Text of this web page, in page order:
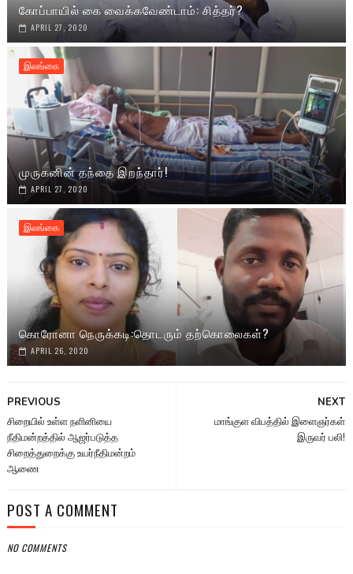
கோப்பாயில் கை வைக்கவேண்டாம்: சித்தர்?
APRIL 27, 2020
இலங்கை
முருகனின் தந்தை இறந்தார்!
APRIL 27, 2020
இலங்கை
கொரோனா நெருக்கடி:தொடரும் தற்கொலைகள்?
APRIL 26, 2020
NEXT
மாங்குள விபத்தில் இளைஞர்கள்
இருவர் பலி!
PREVIOUS
சிறையில் உள்ள நளினியை
நீதிமன்றத்தில் ஆஜர்படுத்த
சிறைத்துறைக்கு உயர்நீதிமன்றம்
ஆணை
POST A COMMENT
NO COMMENTS